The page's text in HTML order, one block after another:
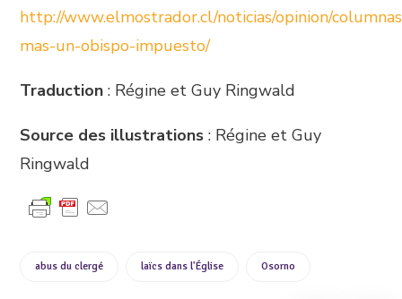
http://www.elmostrador.cl/noticias/opinion/
mas-un-obispo-impuesto/
Traduction : Régine et Guy Ringwald
Source des illustrations : Régine et Guy
Ringwald
abus du clergé laïcs dans l'Église Osorno